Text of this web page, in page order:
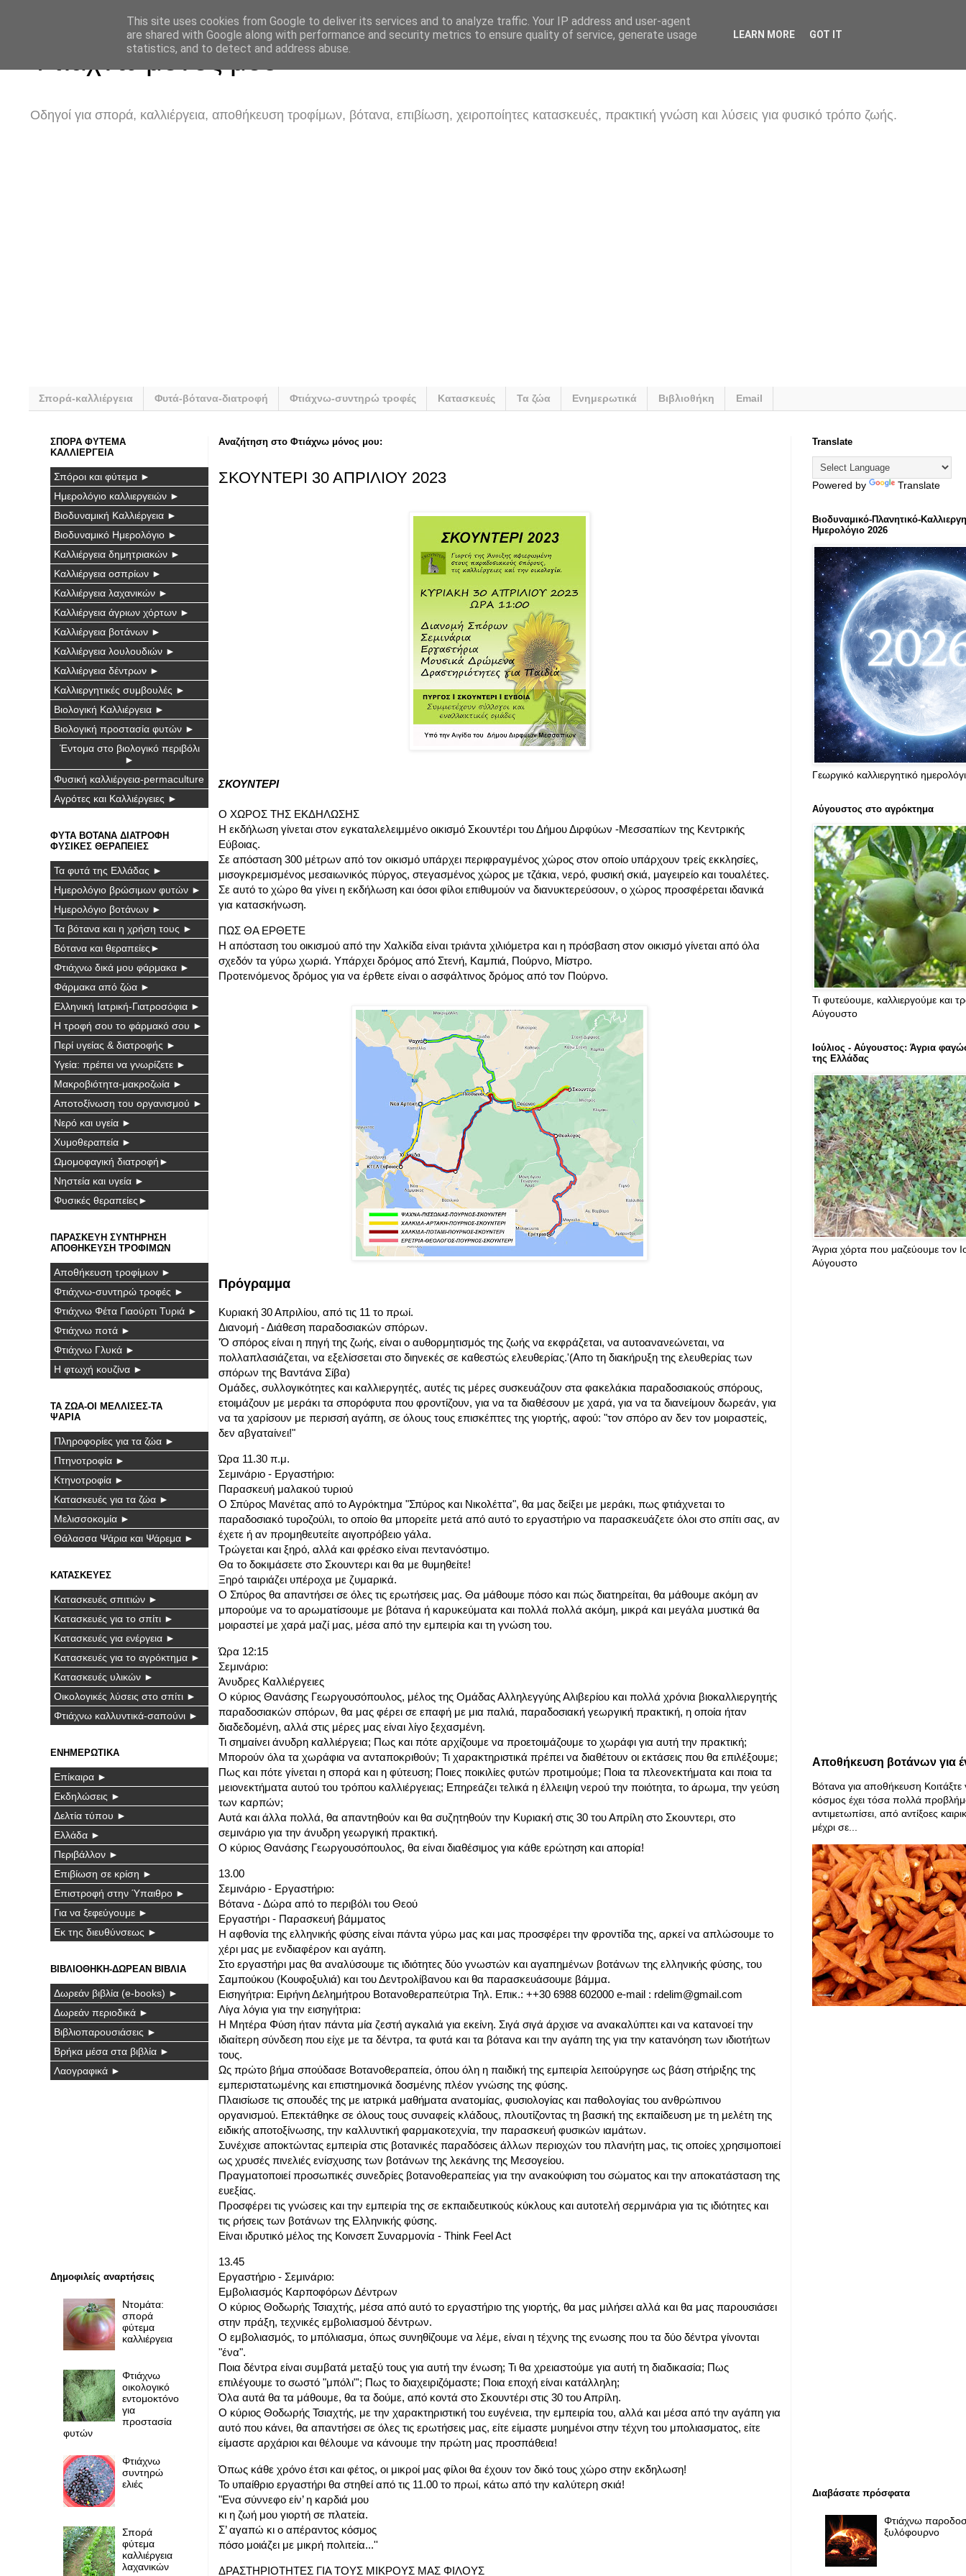
Φτιάχνω μόνος μου
Οδηγοί για σπορά, καλλιέργεια, αποθήκευση τροφίμων, βότανα, επιβίωση, χειροποίητες κατασκευές, πρακτική γνώση και λύσεις για φυσικό τρόπο ζωής.
Σπορά-καλλιέργεια Φυτά-βότανα-διατροφή Φτιάχνω-συντηρώ τροφές Κατασκευές Τα ζώα Ενημερωτικά Βιβλιοθήκη Email
Αναζήτηση στο Φτιάχνω μόνος μου:
ΣΚΟΥΝΤΕΡΙ 30 ΑΠΡΙΛΙΟΥ 2023
ΣΚΟΥΝΤΕΡΙ
Ο ΧΩΡΟΣ ΤΗΣ ΕΚΔΗΛΩΣΗΣ
Η εκδήλωση γίνεται στον εγκαταλελειμμένο οικισμό Σκουντέρι του Δήμου Διρφύων -Μεσσαπίων της Κεντρικής
Εύβοιας.
Σε απόσταση 300 μέτρων από τον οικισμό υπάρχει περιφραγμένος χώρος στον οποίο υπάρχουν τρείς εκκλησίες,
μισογκρεμισμένος μεσαιωνικός πύργος, στεγασμένος χώρος με τζάκια, νερό, φυσική σκιά, μαγειρείο και τουαλέτες.
Σε αυτό το χώρο θα γίνει η εκδήλωση και όσοι φίλοι επιθυμούν να διανυκτερεύσουν, ο χώρος προσφέρεται ιδανικά
για κατασκήνωση.
ΠΩΣ ΘΑ ΕΡΘΕΤΕ
Η απόσταση του οικισμού από την Χαλκίδα είναι τριάντα χιλιόμετρα και η πρόσβαση στον οικισμό γίνεται από όλα
σχεδόν τα γύρω χωριά. Υπάρχει δρόμος από Στενή, Καμπιά, Πούρνο, Μίστρο.
Προτεινόμενος δρόμος για να έρθετε είναι ο ασφάλτινος δρόμος από τον Πούρνο.
Πρόγραμμα
Κυριακή 30 Απριλίου, από τις 11 το πρωί.
Διανομή - Διάθεση παραδοσιακών σπόρων.
'Ό σπόρος είναι η πηγή της ζωής, είναι ο αυθορμητισμός της ζωής να εκφράζεται, να αυτοανανεώνεται, να
πολλαπλασιάζεται, να εξελίσσεται στο διηνεκές σε καθεστώς ελευθερίας.'(Απο τη διακήρυξη της ελευθερίας των
σπόρων της Βαντάνα Σίβα)
Ομάδες, συλλογικότητες και καλλιεργητές, αυτές τις μέρες συσκευάζουν στα φακελάκια παραδοσιακούς σπόρους,
ετοιμάζουν με μεράκι τα σπορόφυτα που φροντίζουν, για να τα διαθέσουν με χαρά, για να τα διανείμουν δωρεάν, για
να τα χαρίσουν με περισσή αγάπη, σε όλους τους επισκέπτες της γιορτής, αφού: "τον σπόρο αν δεν τον μοιραστείς,
δεν αβγαταίνει!"
Ώρα 11.30 π.μ.
Σεμινάριο - Εργαστήριο:
Παρασκευή μαλακού τυριού
Ο Σπύρος Μανέτας από το Αγρόκτημα "Σπύρος και Νικολέττα", θα μας δείξει με μεράκι, πως φτιάχνεται το
παραδοσιακό τυροζούλι, το οποίο θα μπορείτε μετά από αυτό το εργαστήριο να παρασκευάζετε όλοι στο σπίτι σας, αν
έχετε ή αν προμηθευτείτε αιγοπρόβειο γάλα.
Τρώγεται και ξηρό, αλλά και φρέσκο είναι πεντανόστιμο.
Θα το δοκιμάσετε στο Σκουντερι και θα με θυμηθείτε!
Ξηρό ταιριάζει υπέροχα με ζυμαρικά.
Ο Σπύρος θα απαντήσει σε όλες τις ερωτήσεις μας. Θα μάθουμε πόσο και πώς διατηρείται, θα μάθουμε ακόμη αν
μπορούμε να το αρωματίσουμε με βότανα ή καρυκεύματα και πολλά πολλά ακόμη, μικρά και μεγάλα μυστικά θα
μοιραστεί με χαρά μαζί μας, μέσα από την εμπειρία και τη γνώση του.
Ώρα 12:15
Σεμινάριο:
Άνυδρες Καλλιέργειες
Ο κύριος Θανάσης Γεωργουσόπουλος, μέλος της Ομάδας Αλληλεγγύης Αλιβερίου και πολλά χρόνια βιοκαλλιεργητής
παραδοσιακών σπόρων, θα μας φέρει σε επαφή με μια παλιά, παραδοσιακή γεωργική πρακτική, η οποία ήταν
διαδεδομένη, αλλά στις μέρες μας είναι λίγο ξεχασμένη.
Τι σημαίνει άνυδρη καλλιέργεια; Πως και πότε αρχίζουμε να προετοιμάζουμε το χωράφι για αυτή την πρακτική;
Μπορούν όλα τα χωράφια να ανταποκριθούν; Τι χαρακτηριστικά πρέπει να διαθέτουν οι εκτάσεις που θα επιλέξουμε;
Πως και πότε γίνεται η σπορά και η φύτευση; Ποιες ποικιλίες φυτών προτιμούμε; Ποια τα πλεονεκτήματα και ποια τα
μειονεκτήματα αυτού του τρόπου καλλιέργειας; Επηρεάζει τελικά η έλλειψη νερού την ποιότητα, το άρωμα, την γεύση
των καρπών;
Αυτά και άλλα πολλά, θα απαντηθούν και θα συζητηθούν την Κυριακή στις 30 του Απρίλη στο Σκουντερι, στο
σεμινάριο για την άνυδρη γεωργική πρακτική.
Ο κύριος Θανάσης Γεωργουσόπουλος, θα είναι διαθέσιμος για κάθε ερώτηση και απορία!
13.00
Σεμινάριο - Εργαστήριο:
Βότανα - Δώρα από το περιβόλι του Θεού
Εργαστήρι - Παρασκευή βάμματος
Η αφθονία της ελληνικής φύσης είναι πάντα γύρω μας και μας προσφέρει την φροντίδα της, αρκεί να απλώσουμε το
χέρι μας με ενδιαφέρον και αγάπη.
Στο εργαστήρι μας θα αναλύσουμε τις ιδιότητες δύο γνωστών και αγαπημένων βοτάνων της ελληνικής φύσης, του
Σαμπούκου (Κουφοξυλιά) και του Δεντρολίβανου και θα παρασκευάσουμε βάμμα.
Εισηγήτρια: Ειρήνη Δελημήτρου Βοτανοθεραπεύτρια Τηλ. Επικ.: ++30 6988 602000 e-mail : rdelim@gmail.com
Λίγα λόγια για την εισηγήτρια:
Η Μητέρα Φύση ήταν πάντα μία ζεστή αγκαλιά για εκείνη. Σιγά σιγά άρχισε να ανακαλύπτει και να κατανοεί την
ιδιαίτερη σύνδεση που είχε με τα δέντρα, τα φυτά και τα βότανα και την αγάπη της για την κατανόηση των ιδιοτήτων
τους.
Ως πρώτο βήμα σπούδασε Βοτανοθεραπεία, όπου όλη η παιδική της εμπειρία λειτούργησε ως βάση στήριξης της
εμπεριστατωμένης και επιστημονικά δοσμένης πλέον γνώσης της φύσης.
Πλαισίωσε τις σπουδές της με ιατρικά μαθήματα ανατομίας, φυσιολογίας και παθολογίας του ανθρώπινου
οργανισμού. Επεκτάθηκε σε όλους τους συναφείς κλάδους, πλουτίζοντας τη βασική της εκπαίδευση με τη μελέτη της
ειδικής αποτοξίνωσης, την καλλυντική φαρμακοτεχνία, την παρασκευή φυσικών ιαμάτων.
Συνέχισε αποκτώντας εμπειρία στις βοτανικές παραδόσεις άλλων περιοχών του πλανήτη μας, τις οποίες χρησιμοποιεί
ως χρυσές πινελιές ενίσχυσης των βοτάνων της λεκάνης της Μεσογείου.
Πραγματοποιεί προσωπικές συνεδρίες βοτανοθεραπείας για την ανακούφιση του σώματος και την αποκατάσταση της
ευεξίας.
Προσφέρει τις γνώσεις και την εμπειρία της σε εκπαιδευτικούς κύκλους και αυτοτελή σερμινάρια για τις ιδιότητες και
τις ρήσεις των βοτάνων της Ελληνικής φύσης.
Είναι ιδρυτικό μέλος της Κοινσεπ Συναρμονία - Think Feel Act
13.45
Εργαστήριο - Σεμινάριο:
Εμβολιασμός Καρποφόρων Δέντρων
Ο κύριος Θοδωρής Τσιαχτής, μέσα από αυτό το εργαστήριο της γιορτής, θα μας μιλήσει αλλά και θα μας παρουσιάσει
στην πράξη, τεχνικές εμβολιασμού δέντρων.
Ο εμβολιασμός, το μπόλιασμα, όπως συνηθίζουμε να λέμε, είναι η τέχνης της ενωσης που τα δύο δέντρα γίνονται
"ένα".
Ποια δέντρα είναι συμβατά μεταξύ τους για αυτή την ένωση; Τι θα χρειαστούμε για αυτή τη διαδικασία; Πως
επιλέγουμε το σωστό "μπόλι"'; Πως το διαχειριζόμαστε; Ποια εποχή είναι κατάλληλη;
Όλα αυτά θα τα μάθουμε, θα τα δούμε, από κοντά στο Σκουντέρι στις 30 του Απρίλη.
Ο κύριος Θοδωρής Τσιαχτής, με την χαρακτηριστική του ευγένεια, την εμπειρία του, αλλά και μέσα από την αγάπη για
αυτό που κάνει, θα απαντήσει σε όλες τις ερωτήσεις μας, είτε είμαστε μυημένοι στην τέχνη του μπολιασματος, είτε
είμαστε αρχάριοι και θέλουμε να κάνουμε την πρώτη μας προσπάθεια!
Όπως κάθε χρόνο έτσι και φέτος, οι μικροί μας φίλοι θα έχουν τον δικό τους χώρο στην εκδηλωση!
Το υπαίθριο εργαστήρι θα στηθεί από τις 11.00 το πρωί, κάτω από την καλύτερη σκιά!
"Ενα σύννεφο είν’ η καρδιά μου
κι η ζωή μου γιορτή σε πλατεία.
Σ’ αγαπώ κι ο απέραντος κόσμος
πόσο μοιάζει με μικρή πολιτεία...''
ΔΡΑΣΤΗΡΙΟΤΗΤΕΣ ΓΙΑ ΤΟΥΣ ΜΙΚΡΟΥΣ ΜΑΣ ΦΙΛΟΥΣ
ΣΠΟΡΑ ΦΥΤΕΜΑ
ΚΑΛΛΙΕΡΓΕΙΑ
Σπόροι και φύτεμα ►
Ημερολόγιο καλλιεργειών ►
Βιοδυναμική Καλλιέργεια ►
Βιοδυναμικό Ημερολόγιο ►
Καλλιέργεια δημητριακών ►
Καλλιέργεια οσπρίων ►
Καλλιέργεια λαχανικών ►
Καλλιέργεια άγριων χόρτων ►
Καλλιέργεια βοτάνων ►
Καλλιέργεια λουλουδιών ►
Καλλιέργεια δέντρων ►
Καλλιεργητικές συμβουλές ►
Βιολογική Καλλιέργεια ►
Βιολογική προστασία φυτών ►
Έντομα στο βιολογικό περιβόλι
►
Φυσική καλλιέργεια-permaculture
Αγρότες και Καλλιέργειες ►
ΦΥΤΑ ΒΟΤΑΝΑ ΔΙΑΤΡΟΦΗ
ΦΥΣΙΚΕΣ ΘΕΡΑΠΕΙΕΣ
Τα φυτά της Ελλάδας ►
Ημερολόγιο βρώσιμων φυτών ►
Ημερολόγιο βοτάνων ►
Τα βότανα και η χρήση τους ►
Βότανα και θεραπείες►
Φτιάχνω δικά μου φάρμακα ►
Φάρμακα από ζώα ►
Ελληνική Ιατρική-Γιατροσόφια ►
Η τροφή σου το φάρμακό σου ►
Περί υγείας & διατροφής ►
Υγεία: πρέπει να γνωρίζετε ►
Μακροβιότητα-μακροζωία ►
Αποτοξίνωση του οργανισμού ►
Νερό και υγεία ►
Χυμοθεραπεία ►
Ωμομοφαγική διατροφή►
Νηστεία και υγεία ►
Φυσικές θεραπείες►
ΠΑΡΑΣΚΕΥΗ ΣΥΝΤΗΡΗΣΗ
ΑΠΟΘΗΚΕΥΣΗ ΤΡΟΦΙΜΩΝ
Αποθήκευση τροφίμων ►
Φτιάχνω-συντηρώ τροφές ►
Φτιάχνω Φέτα Γιαούρτι Τυριά ►
Φτιάχνω ποτά ►
Φτιάχνω Γλυκά ►
Η φτωχή κουζίνα ►
ΤΑ ΖΩΑ-ΟΙ ΜΕΛΛΙΣΕΣ-ΤΑ
ΨΑΡΙΑ
Πληροφορίες για τα ζώα ►
Πτηνοτροφία ►
Κτηνοτροφία ►
Κατασκευές για τα ζώα ►
Μελισσοκομία ►
Θάλασσα Ψάρια και Ψάρεμα ►
ΚΑΤΑΣΚΕΥΕΣ
Κατασκευές σπιτιών ►
Κατασκευές για το σπίτι ►
Κατασκευές για ενέργεια ►
Κατασκευές για το αγρόκτημα ►
Κατασκευές υλικών ►
Οικολογικές λύσεις στο σπίτι ►
Φτιάχνω καλλυντικά-σαπούνι ►
ΕΝΗΜΕΡΩΤΙΚΑ
Επίκαιρα ►
Εκδηλώσεις ►
Δελτία τύπου ►
Ελλάδα ►
Περιβάλλον ►
Επιβίωση σε κρίση ►
Επιστροφή στην Ύπαιθρο ►
Για να ξεφεύγουμε ►
Εκ της διευθύνσεως ►
ΒΙΒΛΙΟΘΗΚΗ-ΔΩΡΕΑΝ ΒΙΒΛΙΑ
Δωρεάν βιβλία (e-books) ►
Δωρεάν περιοδικά ►
Βιβλιοπαρουσιάσεις ►
Βρήκα μέσα στα βιβλία ►
Λαογραφικά ►
Δημοφιλείς αναρτήσεις
Ντομάτα:
σπορά
φύτεμα
καλλιέργεια
Φτιάχνω
οικολογικό
εντομοκτόνο
για
προστασία
φυτών
Φτιάχνω
συντηρώ
ελιές
Σπορά
φύτεμα
καλλιέργεια
λαχανικών
Translate
Powered by Translate
Βιοδυναμικό-Πλανητικό-
Ημερολόγιο 2026
Γεωργικό καλλιεργητικό
Αύγουστος στο αγρόκτημα
Τι φυτεύουμε, καλλιεργούμε και
Αύγουστο
Ιούλιος - Αύγουστος: Άγρια
της Ελλάδας
Άγρια χόρτα που μαζεύουμε τον
Αύγουστο
Αποθήκευση βοτάνων για
Βότανα για αποθήκευση
κόσμος έχει τόσα πολλά
αντιμετωπίσει, από αντίξοες
μέχρι σε...
Διαβάσατε πρόσφατα
Φτιάχνω
ξυλόφουρνο
This site uses cookies from Google to deliver its services and to analyze traffic. Your IP address and user-agent
are shared with Google along with performance and security metrics to ensure quality of service, generate usage
statistics, and to detect and address abuse.
LEARN MORE GOT IT